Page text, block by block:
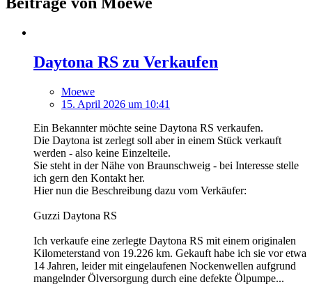
Daytona RS zu Verkaufen
Moewe
15. April 2026 um 10:41
Ein Bekannter möchte seine Daytona RS verkaufen.
Die Daytona ist zerlegt soll aber in einem Stück verkauft
werden - also keine Einzelteile.
Sie steht in der Nähe von Braunschweig - bei Interesse stelle
ich gern den Kontakt her.
Hier nun die Beschreibung dazu vom Verkäufer:
Guzzi Daytona RS
Ich verkaufe eine zerlegte Daytona RS mit einem originalen
Kilometerstand von 19.226 km. Gekauft habe ich sie vor etwa
14 Jahren, leider mit eingelaufenen Nockenwellen aufgrund
mangelnder Ölversorgung durch eine defekte Ölpumpe...